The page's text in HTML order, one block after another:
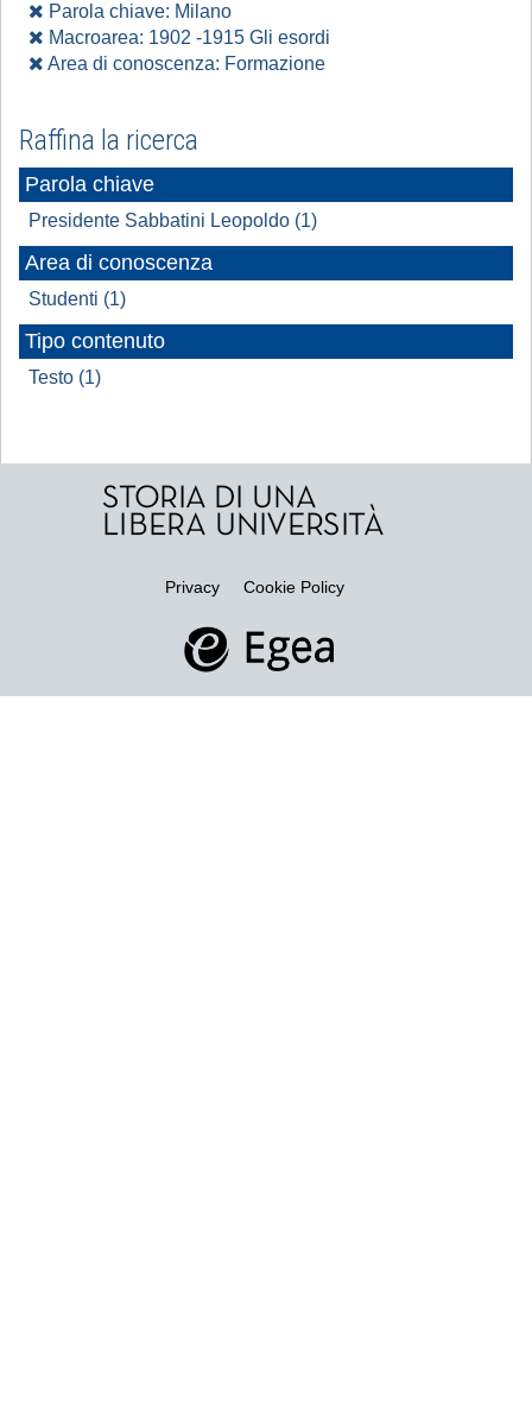
Parola chiave: Milano
Macroarea: 1902 -1915 Gli esordi
Area di conoscenza: Formazione
Raffina la ricerca
Parola chiave
Presidente Sabbatini Leopoldo (1)
Area di conoscenza
Studenti (1)
Tipo contenuto
Testo (1)
Privacy Cookie Policy